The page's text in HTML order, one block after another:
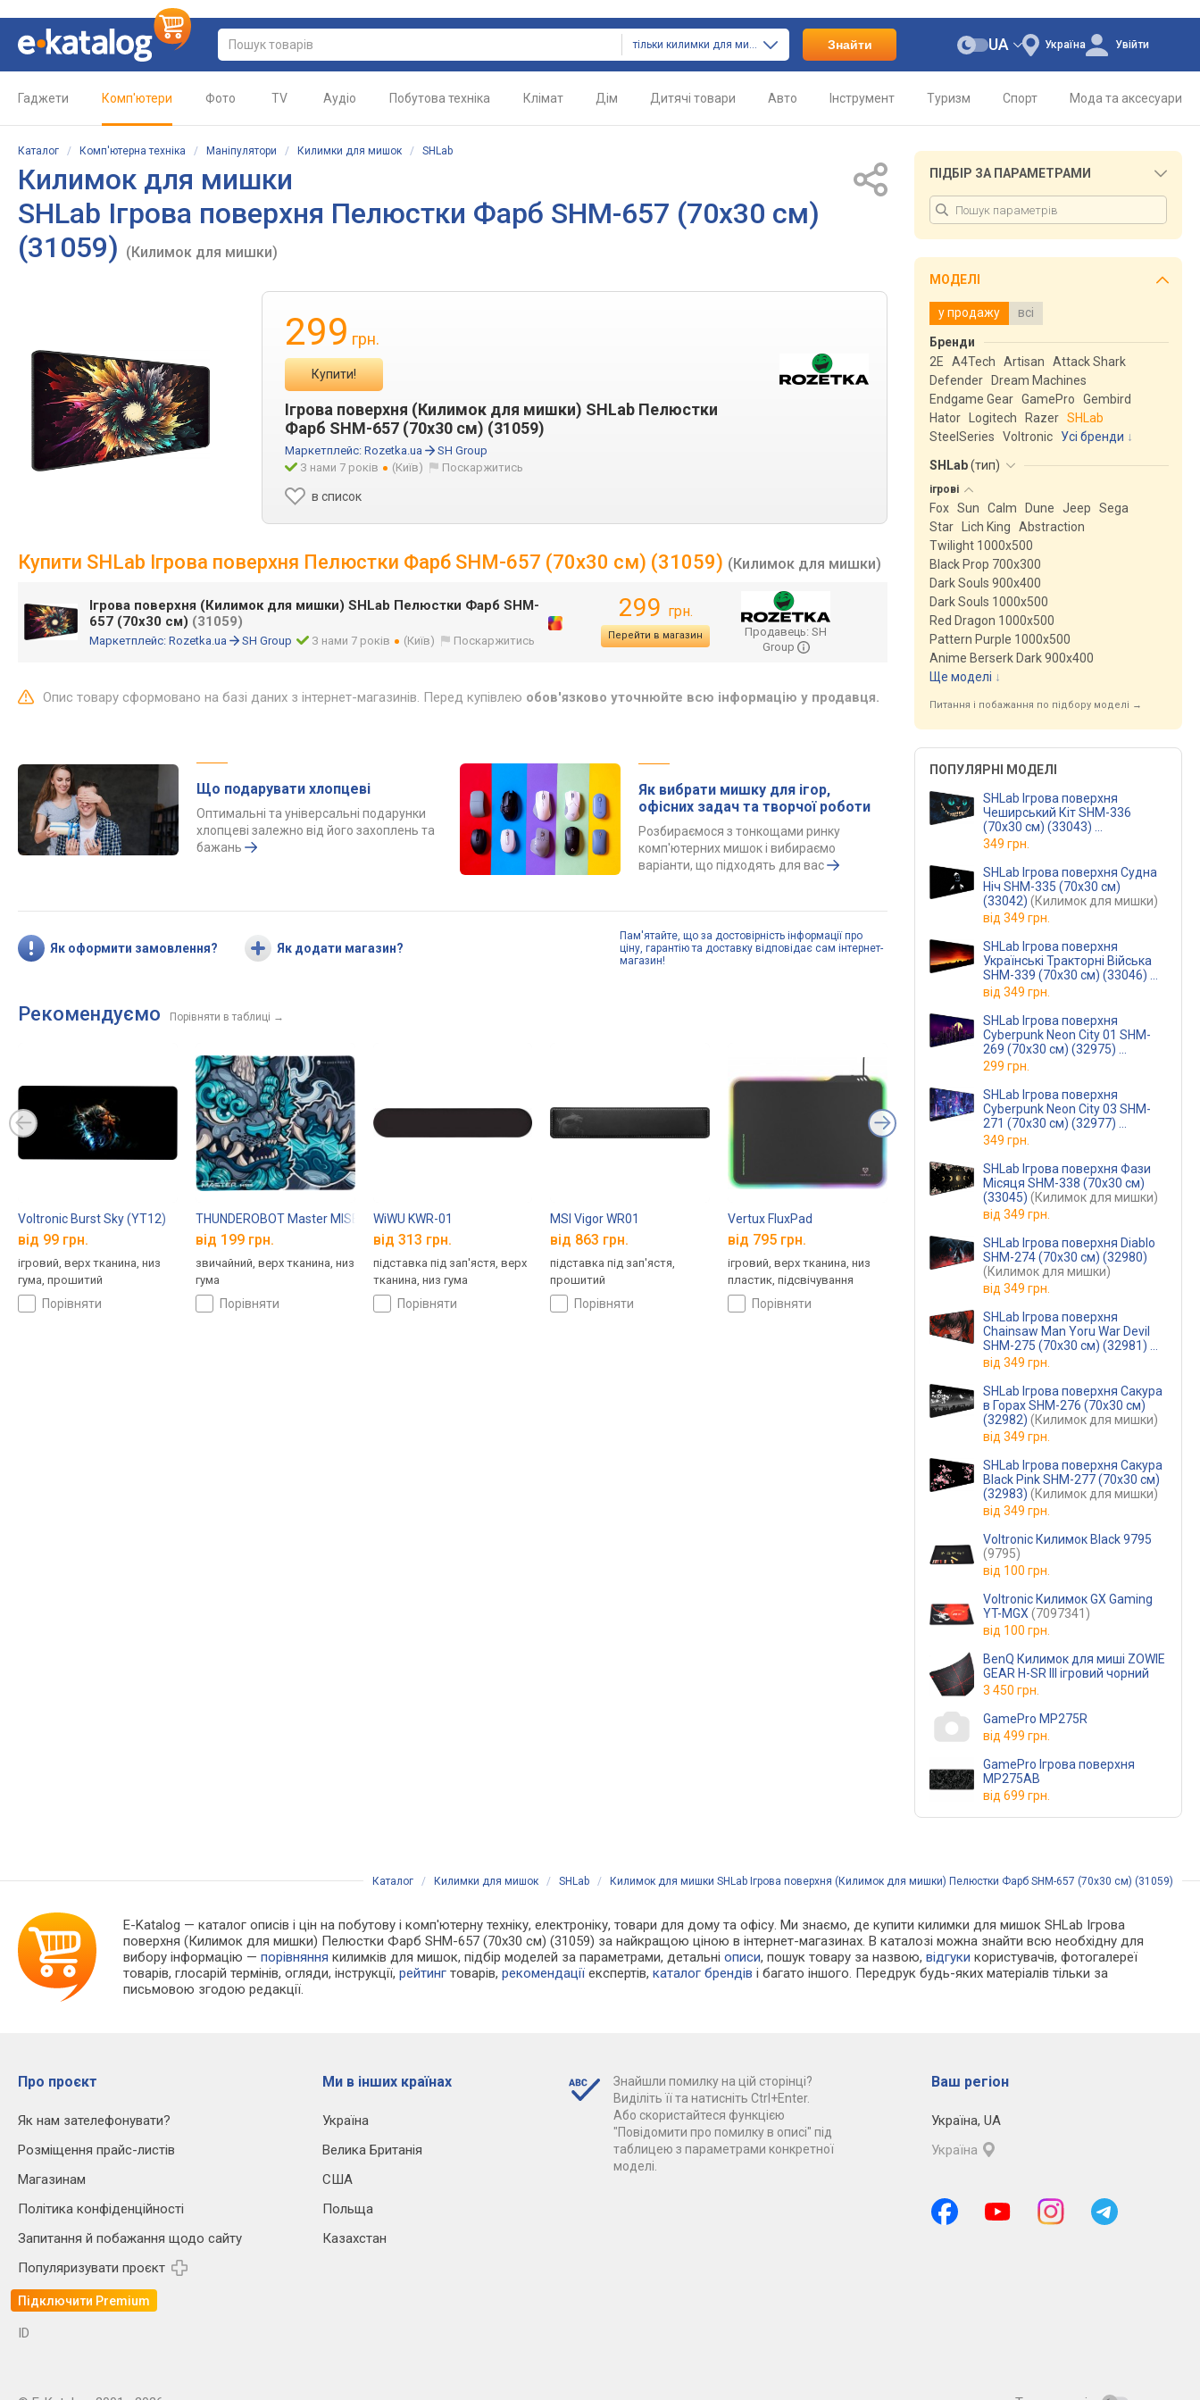
тільки килимки для мишок Знайти Україна
UA Увійти
Гаджети Комп'ютери Фото TV Аудіо Побутова техніка Клімат Дім Дитячі товари Авто Інструмент Туризм Спорт Мода та аксесуари
Каталог / Комп'ютерна техніка / Маніпулятори / Килимки для мишок / SHLab
Килимок для мишки
SHLab Ігрова поверхня Пелюстки Фарб SHM-657 (70х30 см)
(31059) (Килимок для мишки)
299 грн.
Купити!
Ігрова поверхня (Килимок для мишки) SHLab Пелюстки
Фарб SHM-657 (70х30 см) (31059)
Маркетплейс: Rozetka.ua
SH Group
З нами 7 років
(Київ) Поскаржитись
в список
Купити SHLab Ігрова поверхня Пелюстки Фарб SHM-657 (70х30 см) (31059) (Килимок для мишки)
Ігрова поверхня (Килимок для мишки) SHLab Пелюстки Фарб SHM-
657 (70х30 см) (31059)
Маркетплейс: Rozetka.ua SH Group З нами 7 років (Київ) Поскаржитись
299 грн.
Перейти в магазин Продавець: SH
Group
Опис товару сформовано на базі даних з інтернет-магазинів. Перед купівлею обов'язково уточнюйте всю інформацію у продавця.
Що подарувати хлопцеві
Оптимальні та універсальні подарунки
хлопцеві залежно від його захоплень та
бажань
Як вибрати мишку для ігор,
офісних задач та творчої роботи
Розбираємося з тонкощами ринку
комп'ютерних мишок і вибираємо
варіанти, що підходять для вас
Як оформити замовлення? Як додати магазин?
Пам'ятайте, що за достовірність інформації про
ціну, гарантію та доставку відповідає сам інтернет-
магазин!
Рекомендуємо Порівняти в таблиці →
Voltronic Burst Sky (YT12)
від 99 грн.
ігровий, верх тканина, низ
гумa, прошитий
порівняти
THUNDEROBOT Master MISE-470
від 199 грн.
звичайний, верх тканина, низ
гумa
порівняти
WiWU KWR-01
від 313 грн.
підставка під зап'ястя, верх
тканина, низ гумa
порівняти
MSI Vigor WR01
від 863 грн.
підставка під зап'ястя,
прошитий
порівняти
Vertux FluxPad
від 795 грн.
ігровий, верх тканина, низ
пластик, підсвічування
порівняти
Kensington Foam Mouse Pad
від 1 345 грн.
звичайний, подушка під
від 946 грн.
звичайний, подушка
зап'ястя
ПІДБІР ЗА ПАРАМЕТРАМИ
МОДЕЛІ
у продажу всі
Бренди
2E
A4Tech Artisan
Attack Shark
Defender
Dream Machines
Endgame Gear GamePro
Gembird
Hator
Logitech Razer SHLab
SteelSeries
Voltronic
Усі бренди
SHLab(тип)
ігрові
Fox Sun Calm Dune Jeep
Sega
Star
Lich King
Abstraction
Twilight 1000x500
Black Prop 700x300
Dark Souls 900x400
Dark Souls 1000x500
Red Dragon 1000x500
Pattern Purple 1000x500
Anime Berserk Dark 900x400
Ще моделі ↓
Питання і побажання по підбору моделі →
ПОПУЛЯРНІ МОДЕЛІ
SHLab Ігрова поверхня
Чеширський Кіт SHM-336
(70х30 см) (33043)
(Килимок для мишки)
349 грн.
SHLab Ігрова поверхня Судна
Ніч SHM-335 (70х30 см)
(33042) (Килимок для мишки)
від 349 грн.
SHLab Ігрова поверхня
Українські Тракторні Війська
SHM-339 (70х30 см) (33046)
(Килимок для мишки)
від 349 грн.
SHLab Ігрова поверхня
Cyberpunk Neon City 01 SHM-
269 (70х30 см) (32975)
(Килимок для мишки)
299 грн.
SHLab Ігрова поверхня
Cyberpunk Neon City 03 SHM-
271 (70х30 см) (32977)
(Килимок для мишки)
349 грн.
SHLab Ігрова поверхня Фази
Місяця SHM-338 (70х30 см)
(33045) (Килимок для мишки)
від 349 грн.
SHLab Ігрова поверхня Diablo
SHM-274 (70х30 см) (32980)
(Килимок для мишки)
від 349 грн.
SHLab Ігрова поверхня
Chainsaw Man Yoru War Devil
SHM-275 (70х30 см) (32981)
(Килимок для мишки)
від 349 грн.
SHLab Ігрова поверхня Сакура
в Горах SHM-276 (70х30 см)
(32982) (Килимок для мишки)
від 349 грн.
SHLab Ігрова поверхня Сакура
Black Pink SHM-277 (70х30 см)
(32983) (Килимок для мишки)
від 349 грн.
Voltronic Килимок Black 9795
(9795)
від 100 грн.
Voltronic Килимок GX Gaming
YT-MGX (7097341)
від 100 грн.
BenQ Килимок для миші ZOWIE
GEAR H-SR III ігровий чорний
3 450 грн.
GamePro MP275R
від 499 грн.
GamePro Ігрова поверхня
MP275AB
від 699 грн.
Каталог / Килимки для мишок / SHLab / Килимок для мишки SHLab Ігрова поверхня (Килимок для мишки) Пелюстки Фарб SHM-657 (70х30 см) (31059)
E-Katalog — каталог описів і цін на побутову і комп'ютерну техніку, електроніку, товари для дому та офісу. Ми знаємо, де купити килимки для мишок SHLab Ігрова
поверхня (Килимок для мишки) Пелюстки Фарб SHM-657 (70х30 см) (31059) за найкращою ціною в інтернет-магазинах. В каталозі можна знайти всю необхідну для
вибору інформацію —порівняння килимків для мишок, підбір моделей за параметрами, детальніописи, пошук товару за назвою,відгуки користувачів, фотогалереї
товарів, глосарій термінів, огляди, інструкції,рейтинг товарів,рекомендації експертів,каталог брендів і багато іншого. Передрук будь-яких матеріалів тільки за
письмовою згодою редакції.
Про проєкт
Як нам зателефонувати?
Розміщення прайс-листів
Магазинам
Політика конфіденційності
Запитання й побажання щодо сайту
Популяризувати проєкт
Підключити Premium
Ми в інших країнах
Україна
Велика Британія
США
Польща
Казахстан
Знайшли помилку на цій сторінці?
Виділіть її та натисніть Ctrl+Enter.
Або скористайтеся функцією
"Повідомити про помилку в описі" під
таблицею з параметрами конкретної
моделі.
Ваш регіон
Україна, UA
Україна
ID